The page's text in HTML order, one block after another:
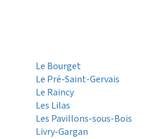
Le Bourget
Le Pré-Saint-Gervais
Le Raincy
Les Lilas
Les Pavillons-sous-Bois
Livry-Gargan